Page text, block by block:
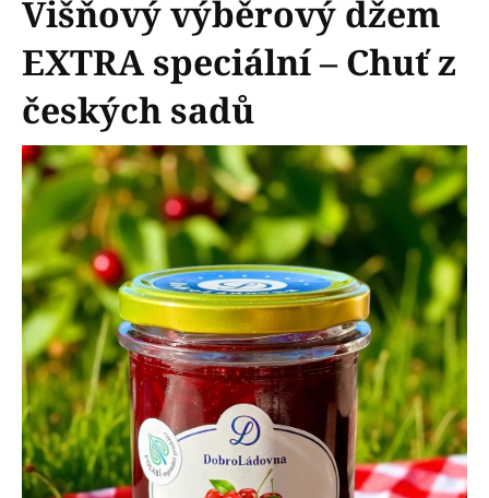
Višňový výběrový džem
EXTRA speciální – Chuť z
českých sadů